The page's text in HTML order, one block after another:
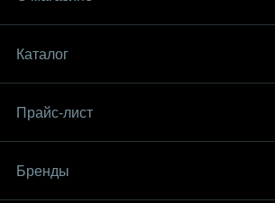
Каталог
Прайс-лист
Бренды